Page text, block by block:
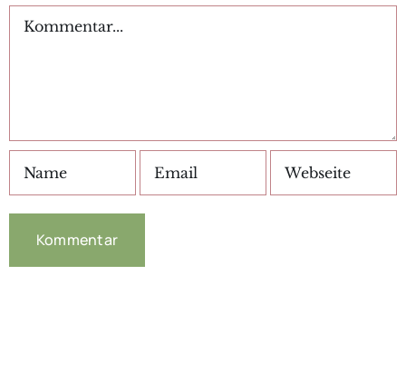
Kommentar